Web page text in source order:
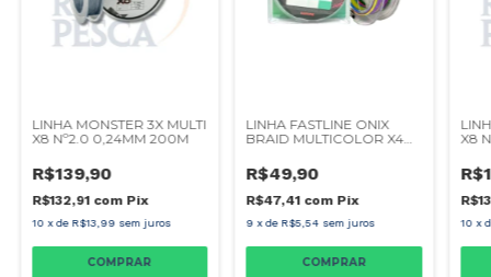
LINHA MONSTER 3X MULTI
X8 Nº2.0 0,24MM 200M
R$139,90
R$132,91 com Pix
10 xde R$13,99 sem juros
LINHA FASTLINE ONIX
BRAID MULTICOLOR X4
R$49,90
R$47,41 com Pix
9 xde R$5,54 sem juros
X8
10 x